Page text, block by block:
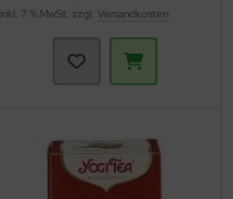
inkl. 7 % MwSt. zzgl. Versandkosten